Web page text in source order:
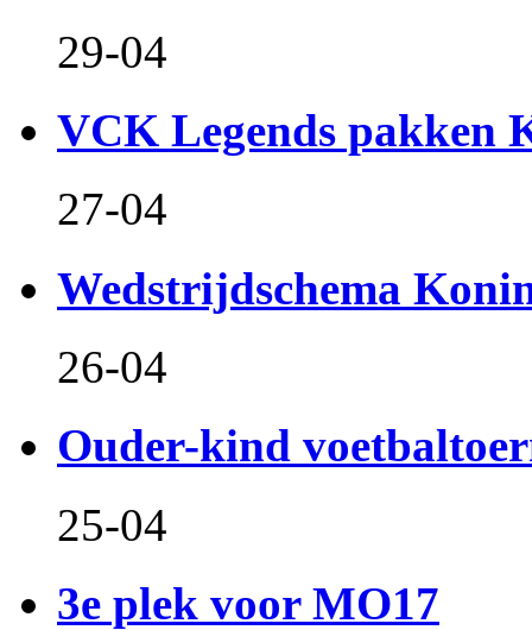
29-04
VCK Legends pakken
27-04
Wedstrijdschema
26-04
Ouder-kind
25-04
3e plek voor MO17